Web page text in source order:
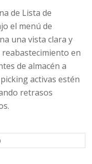
de Lista de
el menú de
una vista clara y
reabastecimiento en
de almacén a
activas estén
retrasos